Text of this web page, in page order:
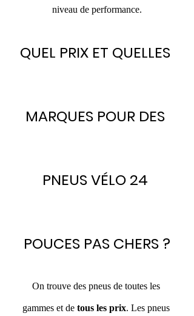
niveau de performance.
QUEL PRIX ET QUELLES
MARQUES POUR DES
PNEUS VÉLO 24
POUCES PAS CHERS ?
On trouve des pneus de toutes les
gammes et de tous les prix. Les pneus